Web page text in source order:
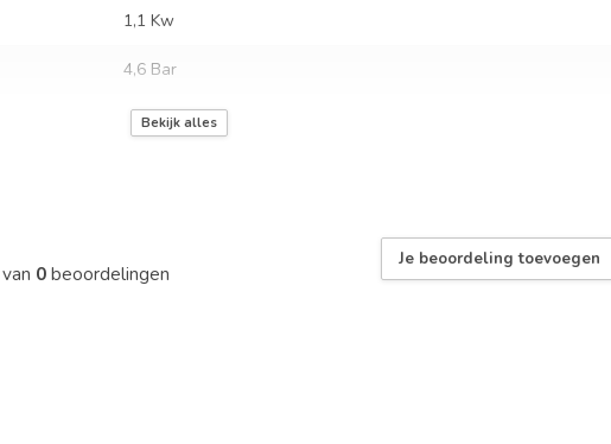
1,1 Kw
4,6 Bar
Neen
onder de vorm van onderdrukbeveiliging
Bekijk alles
0beoordelingen
Je beoordeling toevoegen